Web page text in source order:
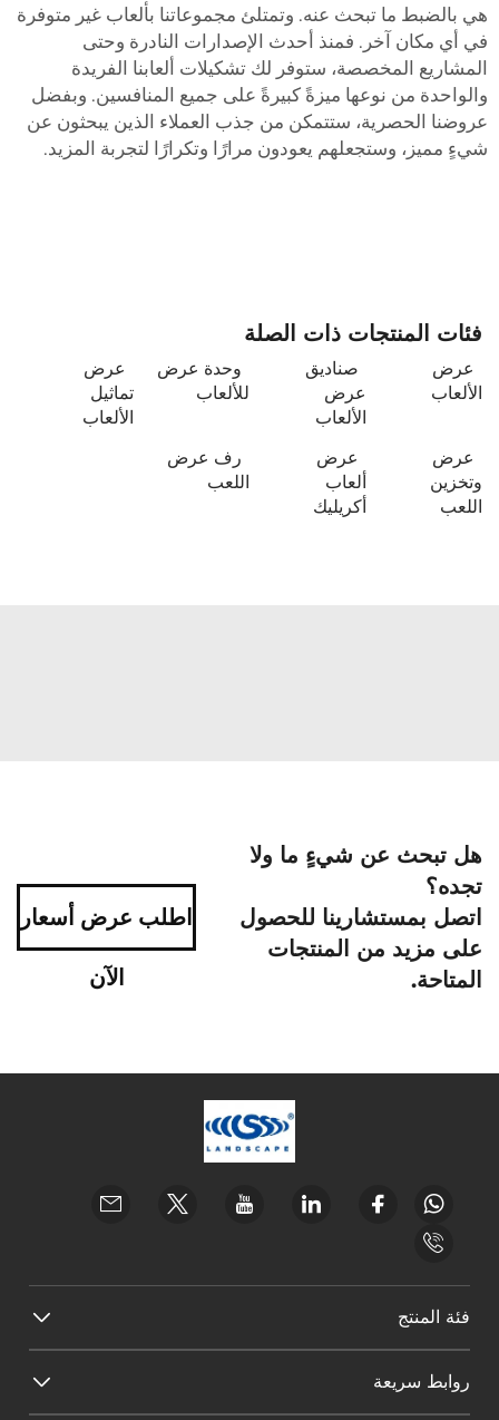
بالضبط ما تبحث عنه. وتمتلئ مجموعاتنا بألعاب غير متوفرة
أي مكان آخر. فمنذ أحدث الإصدارات النادرة وحتى
المخصصة، ستوفر لك تشكيلات ألعابنا الفريدة
من نوعها ميزةً كبيرةً على جميع المنافسين. وبفضل
الحصرية، ستتمكن من جذب العملاء الذين يبحثون عن
مميز، وستجعلهم يعودون مرارًا وتكرارًا لتجربة المزيد.
فئات المنتجات ذات الصلة
عرض
الألعاب
صناديق
عرض
الألعاب
وحدة عرض
للألعاب
عرض
تماثيل
الألعاب
عرض
وتخزين
اللعب
عرض
ألعاب
أكريليك
رف عرض
اللعب
هل تبحث عن شيءٍ ما ولا
تجده؟
اتصل بمستشارينا للحصول
على مزيد من المنتجات
المتاحة.
اطلب عرض أسعار
الآن
فئة المنتج
روابط سريعة